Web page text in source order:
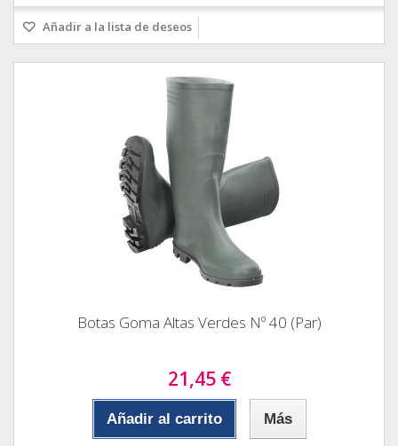
Añadir a la lista de deseos
Botas Goma Altas Verdes Nº 40 (Par)
21,45 €
Añadir al carrito Más